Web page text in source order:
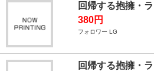
回帰する抱擁・
380円
フォロワー LG
回帰する抱擁・